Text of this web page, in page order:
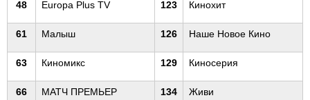
48 Europa Plus TV 123 Кинохит
61 Малыш 126 Наше Новое Кино
63 Киномикс 129 Киносерия
66 МАТЧ ПРЕМЬЕР 134 Живи